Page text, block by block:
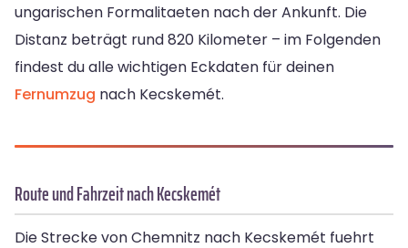
ungarischen Formalitaeten nach der Ankunft. Die
Distanz beträgt rund 820 Kilometer – im Folgenden
findest du alle wichtigen Eckdaten für deinen
Fernumzug nach Kecskemét.
Route und Fahrzeit nach Kecskemét
Die Strecke von Chemnitz nach Kecskemét fuehrt